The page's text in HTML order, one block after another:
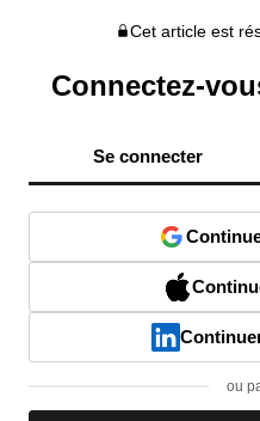
Cet article est
Connectez-
Se connecter
ou